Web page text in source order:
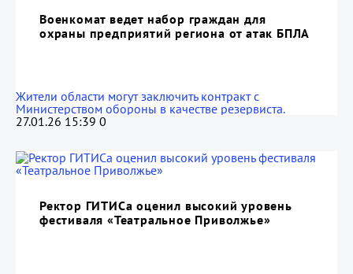
Военкомат ведет набор граждан для
охраны предприятий региона от атак БПЛА
Жители области могут заключить контракт с
Министерством обороны в качестве резервиста.
27.01.26 15:39 0
Ректор ГИТИСа оценил высокий уровень
фестиваля «Театральное Приволжье»